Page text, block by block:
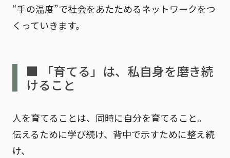
“手の温度”で社会をあたためるネットワークをつ
くっていきます。
■ 「育てる」は、私自身を磨き続
けること
人を育てることは、同時に自分を育てること。
伝えるために学び続け、背中で示すために整え続
け、